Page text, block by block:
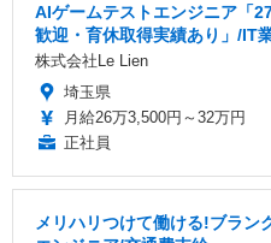
AIゲームテストエンジニア「
歓迎・育休取得実績あり」/IT
株式会社Le Lien
埼玉県
月給26万3,500円～32万円
正社員
メリハリつけて働ける!ブラン